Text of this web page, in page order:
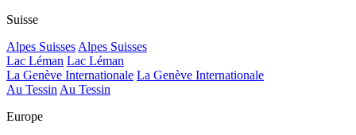
Suisse
Alpes Suisses Alpes Suisses
Lac Léman Lac Léman
La Genève Internationale La Genève Internationale
Au Tessin Au Tessin
Europe